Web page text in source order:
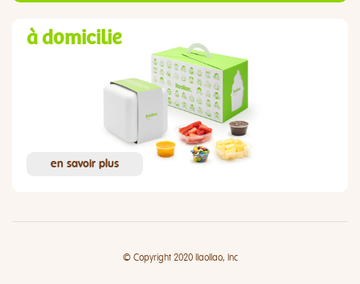
à domicilie
en savoir plus
© Copyright 2020 llaollao, Inc